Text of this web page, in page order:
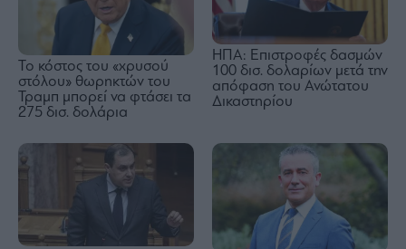
Το κόστος του «χρυσού
στόλου» θωρηκτών του
Τραμπ μπορεί να φτάσει τα
275 δισ. δολάρια
ΗΠΑ: Επιστροφές δασμών
100 δισ. δολαρίων μετά την
απόφαση του Ανώτατου
Δικαστηρίου